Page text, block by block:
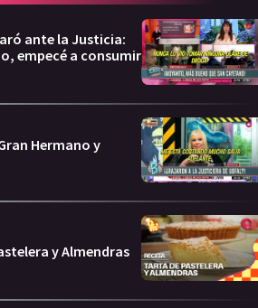
ante la Justicia:
empecé a consumir
Hermano y
y Almendras